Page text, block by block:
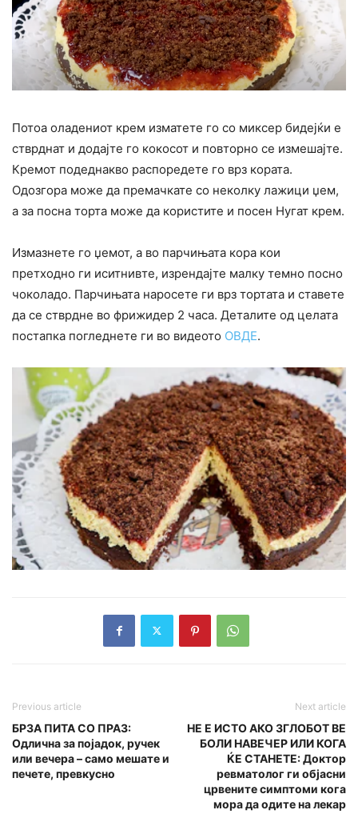
Потоа оладениот крем изматете го со миксер бидејќи е
стврднат и додајте го кокосот и повторно се измешајте.
Кремот подеднакво распоредете го врз кората.
Одозгора може да премачкате со неколку лажици џем,
а за посна торта може да користите и посен Нугат крем.
Измазнете го џемот, а во парчињата кора кои
претходно ги иситнивте, изрендајте малку темно посно
чоколадо. Парчињата наросете ги врз тортата и ставете
да се стврдне во фрижидер 2 часа. Деталите од целата
постапка погледнете ги во видеото ОВДЕ.
Previous article
БРЗА ПИТА СО ПРАЗ:
Одлична за појадок, ручек
или вечера – само мешате и
печете, превкусно
Next article
НЕ Е ИСТО АКО ЗГЛОБОТ ВЕ
БОЛИ НАВЕЧЕР ИЛИ КОГА
ЌЕ СТАНЕТЕ: Доктор
ревматолог ги објасни
црвените симптоми кога
мора да одите на лекар